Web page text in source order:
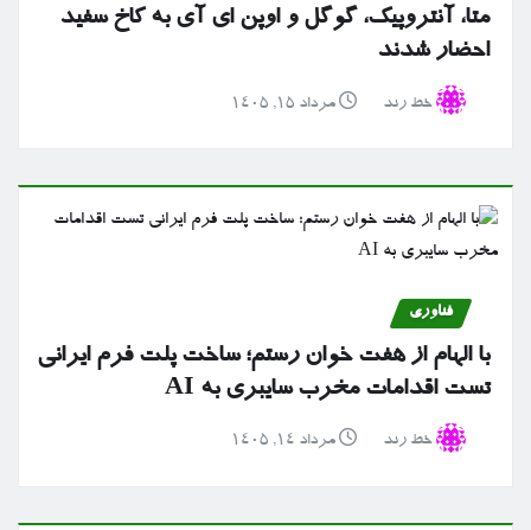
متا، آنتروپیک، گوگل و اوپن ای آی به کاخ سفید
احضار شدند
خط رند مرداد ۱۵, ۱۴۰۵
فناوری
با الهام از هفت خوان رستم؛ ساخت پلت فرم ایرانی
تست اقدامات مخرب سایبری به AI
خط رند مرداد ۱۴, ۱۴۰۵